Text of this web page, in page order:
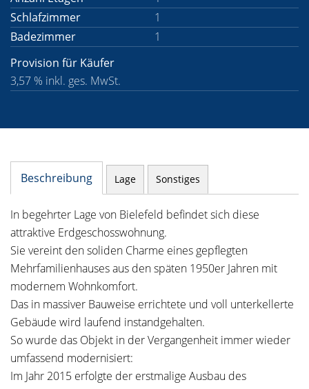
Schlafzimmer
1
Badezimmer
1
Provision für Käufer
3,57 % inkl. ges. MwSt.
Beschreibung Lage Sonstiges
In begehrter Lage von Bielefeld befindet sich diese
attraktive Erdgeschosswohnung.
Sie vereint den soliden Charme eines gepflegten
Mehrfamilienhauses aus den späten 1950er Jahren mit
modernem Wohnkomfort.
Das in massiver Bauweise errichtete und voll unterkellerte
Gebäude wird laufend instandgehalten.
So wurde das Objekt in der Vergangenheit immer wieder
umfassend modernisiert:
Im Jahr 2015 erfolgte der erstmalige Ausbau des